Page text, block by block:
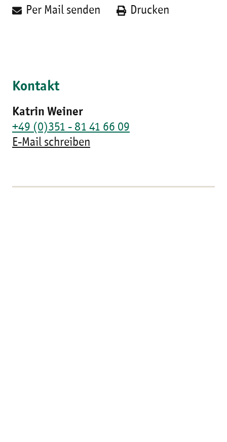
Per Mail senden Drucken
Kontakt
Katrin Weiner
+49 (0)351 - 81 41 66 09
E-Mail schreiben